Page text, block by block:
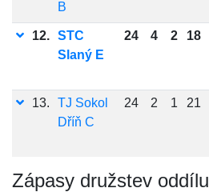
B
12. STC
Slaný E
24 4 2 18
13.
TJ Sokol
Dříň C
24 2 1 21
Zápasy družstev oddílu